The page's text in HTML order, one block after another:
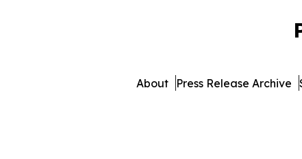
About Press Release Archive